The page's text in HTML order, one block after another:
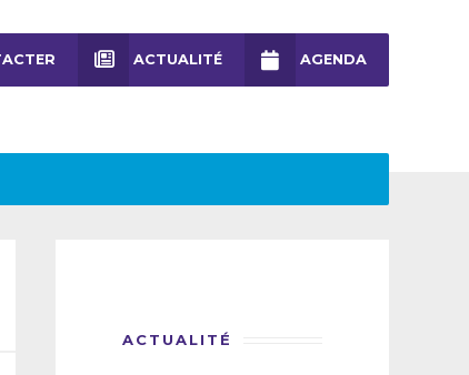
ACTUALITÉ AGENDA
ACTUALITÉ